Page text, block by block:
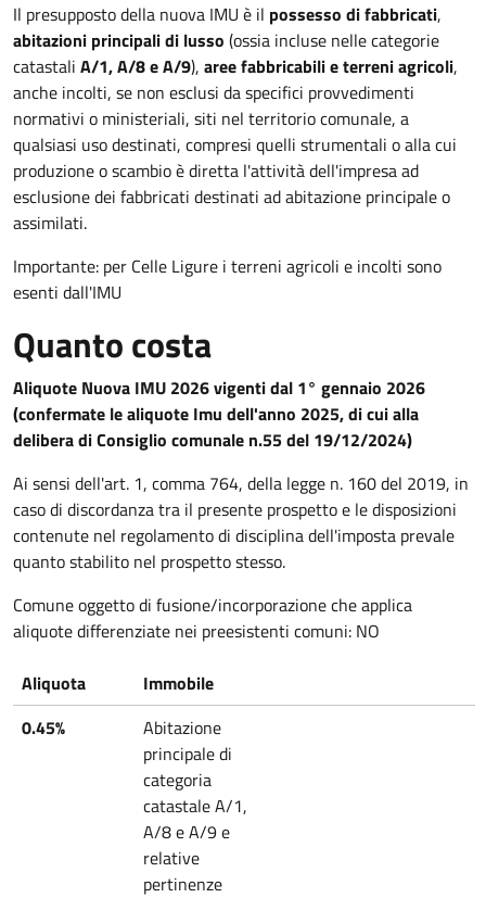
Il presupposto della nuova IMU è il possesso di fabbricati,
abitazioni principali di lusso (ossia incluse nelle categorie
catastali A/1, A/8 e A/9), aree fabbricabili e terreni agricoli,
anche incolti, se non esclusi da specifici provvedimenti
normativi o ministeriali, siti nel territorio comunale, a
qualsiasi uso destinati, compresi quelli strumentali o alla cui
produzione o scambio è diretta l'attività dell'impresa ad
esclusione dei fabbricati destinati ad abitazione principale o
assimilati.
Importante: per Celle Ligure i terreni agricoli e incolti sono
esenti dall'IMU
Quanto costa
Aliquote Nuova IMU 2026 vigenti dal 1° gennaio 2026
(confermate le aliquote Imu dell'anno 2025, di cui alla
delibera di Consiglio comunale n.55 del 19/12/2024)
Ai sensi dell'art. 1, comma 764, della legge n. 160 del 2019, in
caso di discordanza tra il presente prospetto e le disposizioni
contenute nel regolamento di disciplina dell'imposta prevale
quanto stabilito nel prospetto stesso.
Comune oggetto di fusione/incorporazione che applica
aliquote differenziate nei preesistenti comuni: NO
Aliquota
Immobile
0.45%
Abitazione
principale di
categoria
catastale A/1,
A/8 e A/9 e
relative
pertinenze